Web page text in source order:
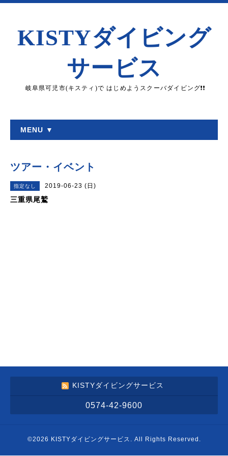
KISTYダイビング
サービス
岐阜県可児市(キスティ)で はじめようスクーバダイビング❗❗
MENU ▼
ツアー・イベント
指定なし 2019-06-23 (日)
三重県尾鷲
KISTYダイビングサービス
0574-42-9600
©2026 KISTYダイビングサービス . All Rights Reserved.